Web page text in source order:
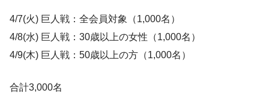
4/7(火) 巨人戦：全会員対象（1,000名）
4/8(水) 巨人戦：30歳以上の女性（1,000名）
4/9(木) 巨人戦：50歳以上の方（1,000名）
合計3,000名